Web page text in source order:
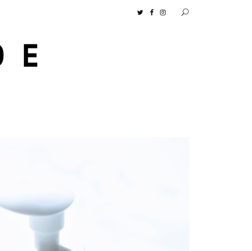
プ】［ムロセンツ］の生活に馴染むディフューザーナチュラルコスメ好きに一押し！ 松